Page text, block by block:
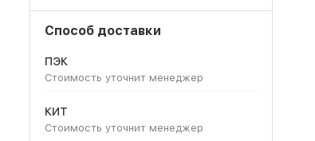
Способ доставки
ПЭК
Стоимость уточнит менеджер
КИТ
Стоимость уточнит менеджер